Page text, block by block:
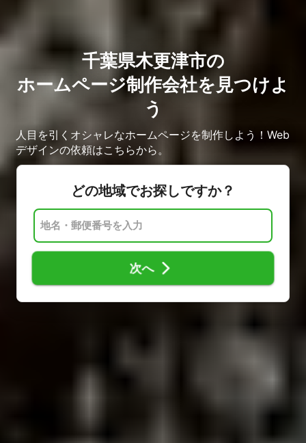
千葉県木更津市の
ホームページ制作会社を見つけよ
う
人目を引くオシャレなホームページを制作しよう！Web
デザインの依頼はこちらから。
どの地域でお探しですか？
次へ